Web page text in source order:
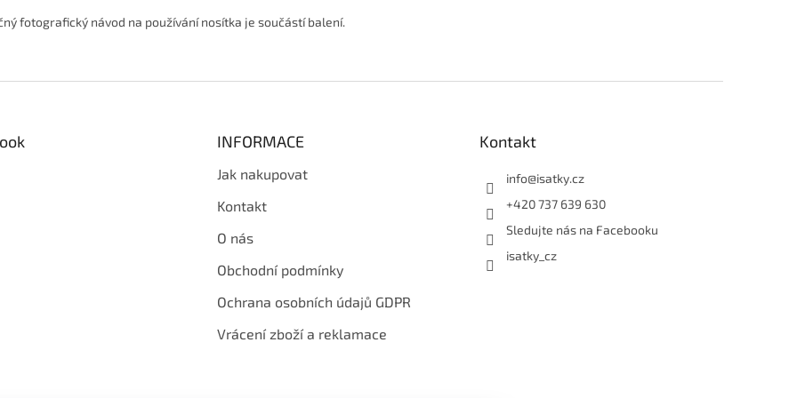
fotografický návod na používání nosítka je součástí balení.
INFORMACE
Jak nakupovat
Kontakt
O nás
Obchodní podmínky
Ochrana osobních údajů GDPR
Vrácení zboží a reklamace
Kontakt
info@isatky.cz
+420 737 639 630
Sledujte nás na Facebooku
isatky_cz